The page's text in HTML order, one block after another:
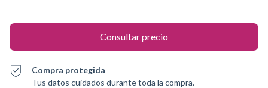
Compra protegida
Tus datos cuidados durante toda la compra.